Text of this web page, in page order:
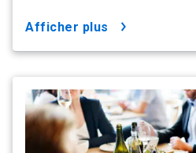
afficher plus